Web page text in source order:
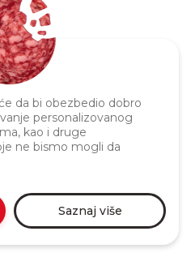
da bi obezbedio dobro
personalizovanog
kao i druge
ne bismo mogli da
Saznaj više